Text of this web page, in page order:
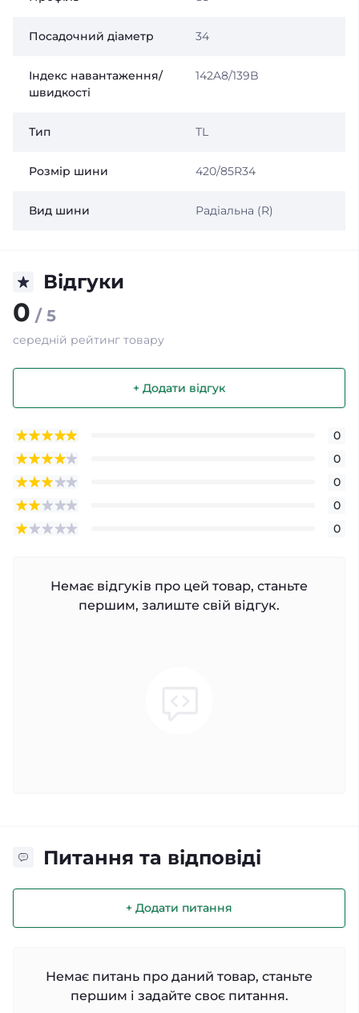
Посадочний діаметр 34
Індекс навантаження/
швидкості
142A8/139B
Тип TL
Розмір шини 420/85R34
Вид шини Радіальна (R)
Відгуки
0 / 5
середній рейтинг товару
+ Додати відгук
0
0
0
0
0
Немає відгуків про цей товар, станьте
першим, залиште свій відгук.
Питання та відповіді
+ Додати питання
Немає питань про даний товар, станьте
першим і задайте своє питання.